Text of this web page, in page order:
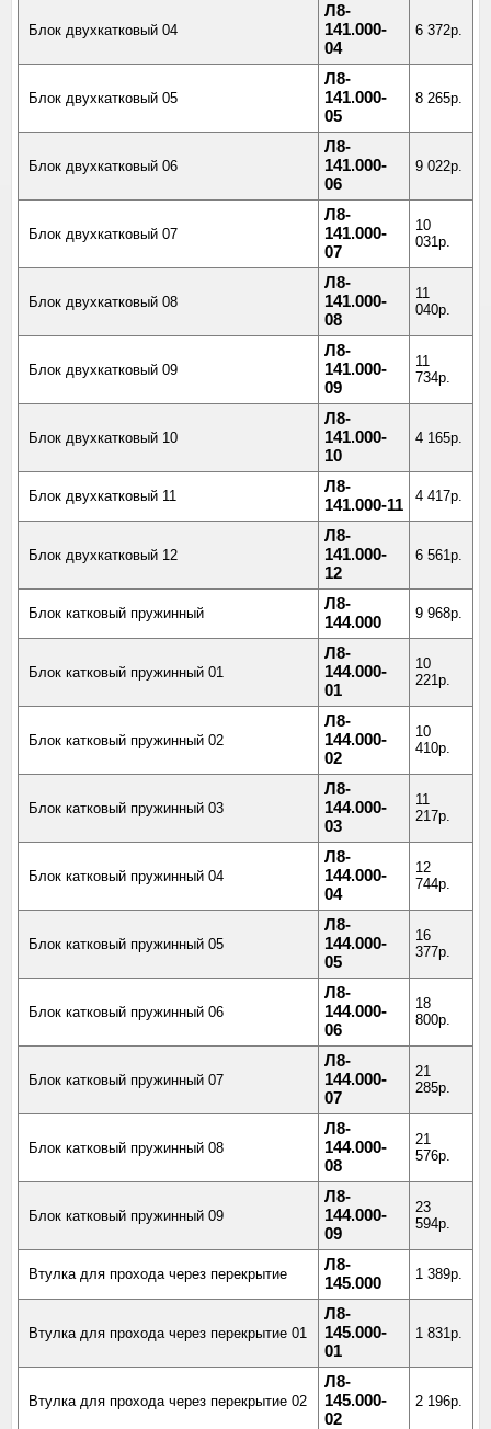
Блок двухкатковый 04
Л8-
141.000-
04
6 372р.
Блок двухкатковый 05
Л8-
141.000-
05
8 265р.
Блок двухкатковый 06
Л8-
141.000-
06
9 022р.
Блок двухкатковый 07
Л8-
141.000-
07
10
031р.
Блок двухкатковый 08
Л8-
141.000-
08
11
040р.
Блок двухкатковый 09
Л8-
141.000-
09
11
734р.
Блок двухкатковый 10
Л8-
141.000-
10
4 165р.
Блок двухкатковый 11
Л8-
141.000-11
4 417р.
Блок двухкатковый 12
Л8-
141.000-
12
6 561р.
Блок катковый пружинный
Л8-
144.000
9 968р.
Блок катковый пружинный 01
Л8-
144.000-
01
10
221р.
Блок катковый пружинный 02
Л8-
144.000-
02
10
410р.
Блок катковый пружинный 03
Л8-
144.000-
03
11
217р.
Блок катковый пружинный 04
Л8-
144.000-
04
12
744р.
Блок катковый пружинный 05
Л8-
144.000-
05
16
377р.
Блок катковый пружинный 06
Л8-
144.000-
06
18
800р.
Блок катковый пружинный 07
Л8-
144.000-
07
21
285р.
Блок катковый пружинный 08
Л8-
144.000-
08
21
576р.
Блок катковый пружинный 09
Л8-
144.000-
09
23
594р.
Втулка для прохода через перекрытие
Л8-
145.000
1 389р.
Втулка для прохода через перекрытие 01
Л8-
145.000-
01
1 831р.
Втулка для прохода через перекрытие 02
Л8-
145.000-
02
2 196р.